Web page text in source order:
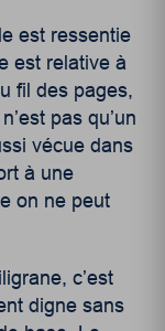
est ressentie
est relative à
fil des pages,
pas qu’un
vécue dans
à une
on ne peut
c’est
digne sans